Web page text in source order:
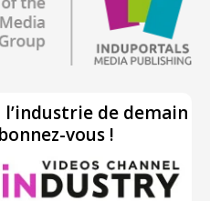
l’industrie de demain
vous !